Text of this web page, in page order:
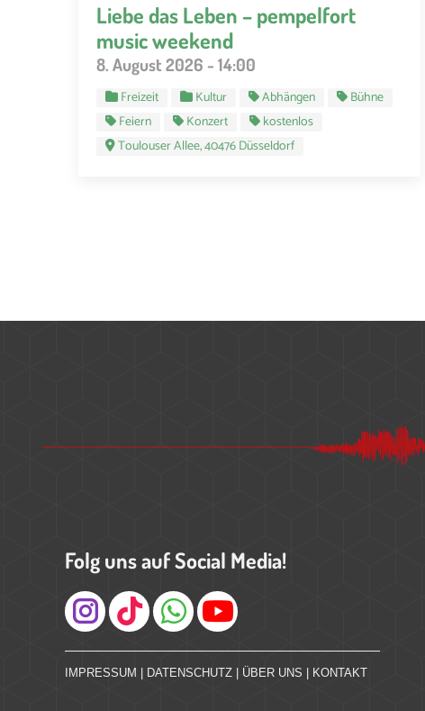
Liebe das Leben – pempelfort
music weekend
8. August 2026 - 14:00
Freizeit Kultur Abhängen
Bühne
Feiern
Konzert
kostenlos
Toulouser Allee, 40476 Düsseldorf
Folg uns auf Social Media!
Instagram
IMPRESSUM DATENSCHUTZ ÜBER UNS KONTAKT